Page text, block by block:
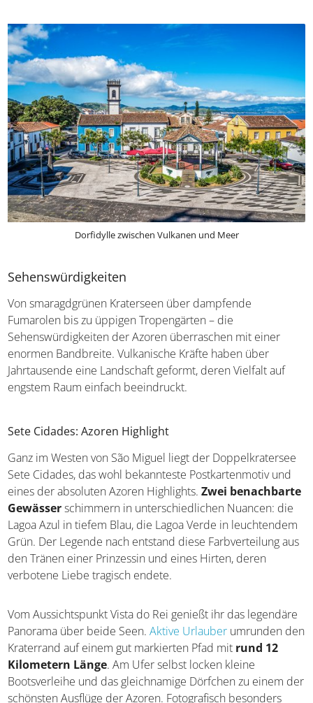
Dorfidylle zwischen Vulkanen und Meer
Sehenswürdigkeiten
Von smaragdgrünen Kraterseen über dampfende
Fumarolen bis zu üppigen Tropengärten – die
Sehenswürdigkeiten der Azoren überraschen mit einer
enormen Bandbreite. Vulkanische Kräfte haben über
Jahrtausende eine Landschaft geformt, deren Vielfalt auf
engstem Raum einfach beeindruckt.
Sete Cidades: Azoren Highlight
Ganz im Westen von São Miguel liegt der Doppelkratersee
Sete Cidades, das wohl bekannteste Postkartenmotiv und
eines der absoluten Azoren Highlights.Zwei benachbarte
Gewässerschimmern in unterschiedlichen Nuancen: die
Lagoa Azul in tiefem Blau, die Lagoa Verde in leuchtendem
Grün. Der Legende nach entstand diese Farbverteilung aus
den Tränen einer Prinzessin und eines Hirten, deren
verbotene Liebe tragisch endete.
Vom Aussichtspunkt Vista do Rei genießt ihr das legendäre
Panorama über beide Seen.Aktive Urlauber umrunden den
Kraterrand auf einem gut markierten Pfad mit rund 12
Kilometern Länge. Am Ufer selbst locken kleine
Bootsverleihe und das gleichnamige Dörfchen zu einem der
schönsten Ausflüge der Azoren. Fotografisch besonders